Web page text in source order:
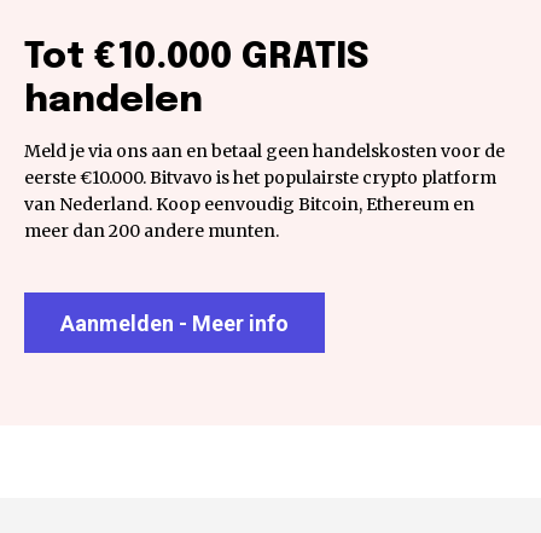
Tot €10.000 GRATIS
handelen
Meld je via ons aan en betaal geen handelskosten voor de
eerste €10.000. Bitvavo is het populairste crypto platform
van Nederland. Koop eenvoudig Bitcoin, Ethereum en
meer dan 200 andere munten.
Aanmelden - Meer info